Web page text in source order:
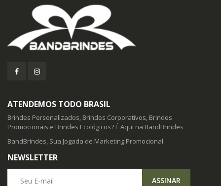
ATENDEMOS TODO BRASIL
Brindes Personalizados, Brindes Corporativos, Brindes
Promocionais e Brindes Ecológicos? É Aqui na BandBrindes
BandBrindes, Sua Jogada de Marketing Promocional.
NEWSLETTER
ASSINAR